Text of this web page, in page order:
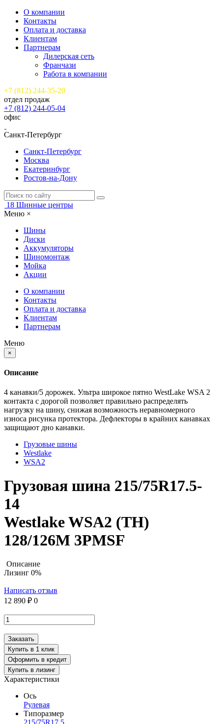
О компании
Контакты
Оплата и доставка
Клиентам
Партнерам
Дилерская сеть
Франчази
Работа в компании
+7 (812) 244-35-20
отдел продаж
+7 (812) 244-05-04
офис
Санкт-Петербург
Санкт-Петербург
Москва
Екатеринбург
Ростов-на-Дону
18 Шинные центры
Меню ×
Шины
Диски
Аккумуляторы
Шиномонтаж
Мойка
Акции
О компании
Контакты
Оплата и доставка
Клиентам
Партнерам
Меню
×
Описание
4 канавки/5 дорожек. Ультра широкое пятно WestLake WSA 2
контакта с дорогой позволяет правильно распределять
нагрузку на шину, снижая возможность неравномерного
износа рисунка протектора. Дефлекторы в крайних канавках
защищают дно канавки.
Грузовые шины
Westlake
WSA2
Грузовая шина 215/75R17.5-
14
Westlake WSA2 (TH)
128/126M 3PMSF
Описание
Лизинг 0%
Написать отзыв
12 890 ₽ 0
Заказать
Купить в 1 клик
Купить в лизинг
Характеристики
Ось
Рулевая
Типоразмер